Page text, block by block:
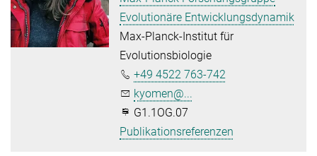
Evolutionäre Entwicklungsdynamik
Max-Planck-Institut für
Evolutionsbiologie
+49 4522 763-742
kyomen@...
G1.1OG.07
Publikationsreferenzen